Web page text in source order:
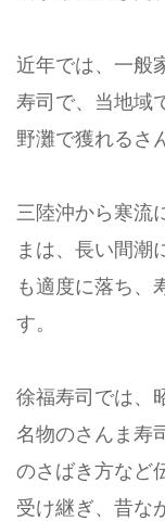
近年では、一般
寿司で、当地域
野灘で獲れるさ
三陸沖から寒流
まは、長い間潮
も適度に落ち、
す。
徐福寿司では、
名物のさんま寿
のさばき方など
受け継ぎ、昔な